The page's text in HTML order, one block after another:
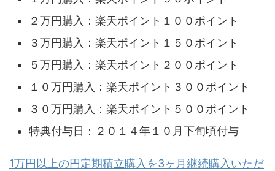
２万円購入：楽天ポイント１００ポイント
３万円購入：楽天ポイント１５０ポイント
５万円購入：楽天ポイント２００ポイント
１０万円購入：楽天ポイント３００ポイント
３０万円購入：楽天ポイント５００ポイント
特典付与日：２０１４年１０月下旬頃付与
1万円以上の円定期積立購入を3ヶ月継続購入いただ